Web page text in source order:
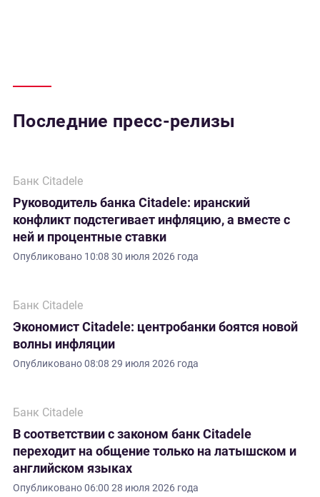
Последние пресс-релизы
Банк Citadele
Руководитель банка Citadele: иранский
конфликт подстегивает инфляцию, а вместе с
ней и процентные ставки
Опубликовано 10:08 30 июля 2026 года
Банк Citadele
Экономист Citadele: центробанки боятся новой
волны инфляции
Опубликовано08:08 29 июля 2026 года
Банк Citadele
В соответствии с законом банк Citadele
переходит на общение только на латышском и
английском языках
Опубликовано06:00 28 июля 2026 года